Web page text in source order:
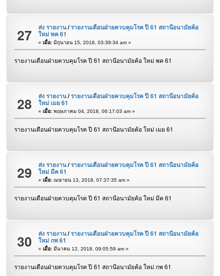
27 ส่ง รายงาน/รายงานเดือนฝ่ายควบคุมโรค ปี 61 สถานีอนามัยค้อ
ใหม่ พค 61
« เมื่อ:มิถุนายน 15, 2018, 03:39:34 am »
รายงานเดือนฝ่ายควบคุมโรค ปี 61 สถานีอนามัยค้อ ใหม่ พค 61
28 ส่ง รายงาน/รายงานเดือนฝ่ายควบคุมโรค ปี 61 สถานีอนามัยค้อ
ใหม่ เมย 61
« เมื่อ:พฤษภาคม 04, 2018, 06:17:03 am »
รายงานเดือนฝ่ายควบคุมโรค ปี 61 สถานีอนามัยค้อ ใหม่ เมย 61
29 ส่ง รายงาน/รายงานเดือนฝ่ายควบคุมโรค ปี 61 สถานีอนามัยค้อ
ใหม่ มีค 61
« เมื่อ:เมษายน 13, 2018, 07:37:35 am »
รายงานเดือนฝ่ายควบคุมโรค ปี 61 สถานีอนามัยค้อ ใหม่ มีค 61
30 ส่ง รายงาน/รายงานเดือนฝ่ายควบคุมโรค ปี 61 สถานีอนามัยค้อ
ใหม่ กพ 61
« เมื่อ:มีนาคม 12, 2018, 09:05:59 am »
รายงานเดือนฝ่ายควบคุมโรค ปี 61 สถานีอนามัยค้อ ใหม่ กพ 61